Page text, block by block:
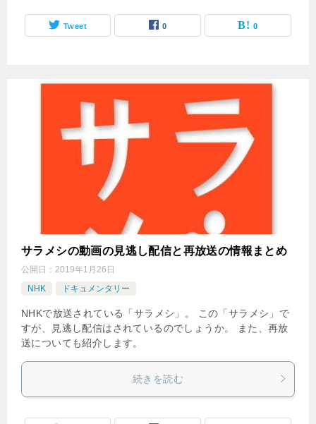
Tweet 0 0
サラメシの動画の見逃し配信と再放送の情報まとめ
公開日： 2019年1月26日
NHK
ドキュメンタリー
NHKで放送されている「サラメシ」。 この「サラメシ」で
すが、見逃し配信はされているのでしょうか。 また、再放
送についても紹介します。
続きを読む